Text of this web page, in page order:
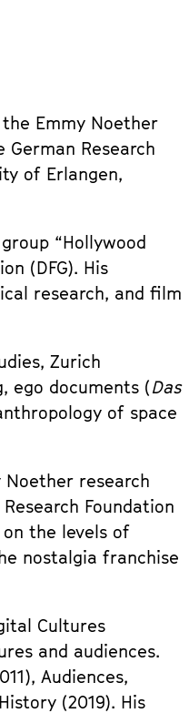
Emmy Noether
Research
of Erlangen,
“Hollywood
(DFG). His
research, and film
Zurich
ego documents (Das
of space
research
Foundation
the levels of
nostalgia franchise
Cultures
and audiences.
Audiences,
(2019). His